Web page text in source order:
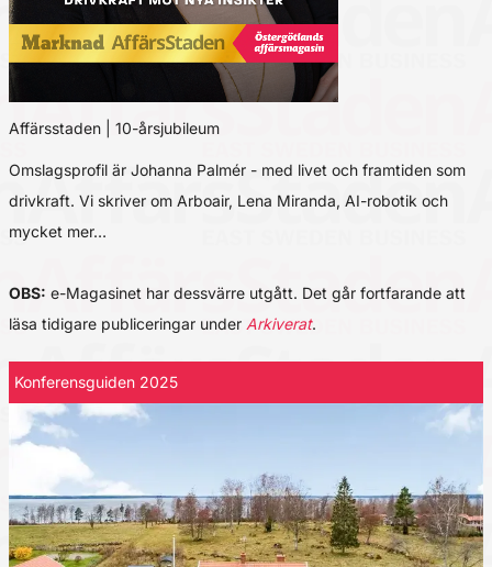
Affärsstaden | 10-årsjubileum
Omslagsprofil är Johanna Palmér - med livet och framtiden som
drivkraft. Vi skriver om Arboair, Lena Miranda, AI-robotik och
mycket mer…
OBS: e-Magasinet har dessvärre utgått. Det går fortfarande att
läsa tidigare publiceringar under Arkiverat.
Konferensguiden 2025